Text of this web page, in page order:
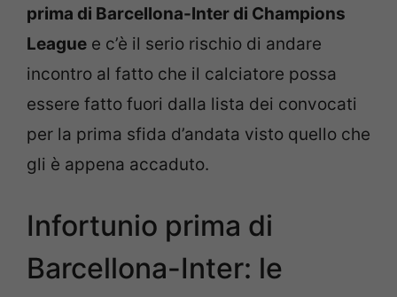
prima di Barcellona-Inter di Champions
League e c’è il serio rischio di andare
incontro al fatto che il calciatore possa
essere fatto fuori dalla lista dei convocati
per la prima sfida d’andata visto quello che
gli è appena accaduto.
Infortunio prima di
Barcellona-Inter: le